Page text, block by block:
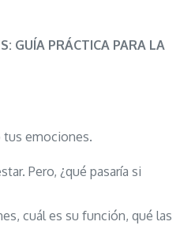
vida
emociones:
práctica
la
GUÍA PRÁCTICA PARA LA
tus emociones.
Pero, ¿qué pasaría si
cuál es su función, qué las